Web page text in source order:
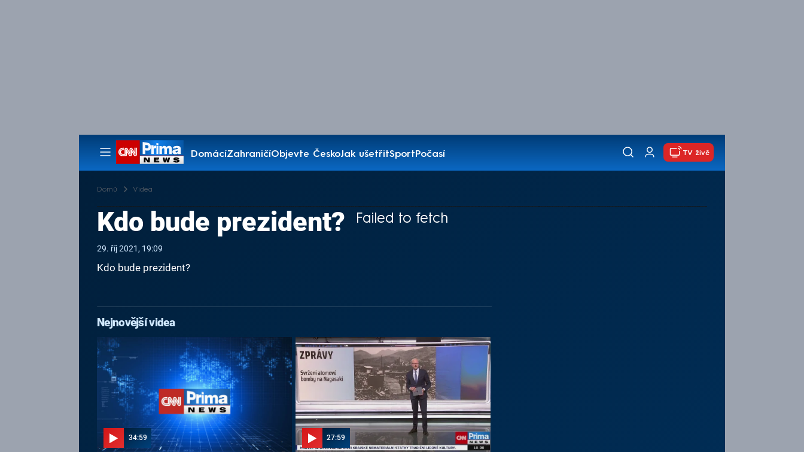
DomácíZahraničíObjevte ČeskoJak ušetřitSportPočasí
Pořady
TV živě
Domů Videa
Failed to fetch
Kdo bude prezident?
29. říj 2021, 19:09
Kdo bude prezident?
Nejnovější videa
34:59 27:59